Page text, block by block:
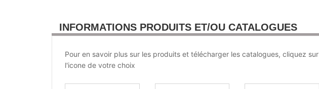
INFORMATIONS PRODUITS ET/OU CATALOGUES
Pour en savoir plus sur les produits et télécharger les catalogues, cliquez sur
l'icone de votre choix